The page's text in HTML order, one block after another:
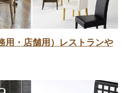
用・店舗用）レストランや